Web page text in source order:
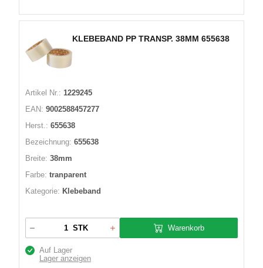
KLEBEBAND PP TRANSP. 38MM 655638
Artikel Nr.: 1229245
EAN: 9002588457277
Herst.: 655638
Bezeichnung: 655638
Breite: 38mm
Farbe: tranparent
Kategorie: Klebeband
STK Warenkorb
Auf Lager
Lager anzeigen